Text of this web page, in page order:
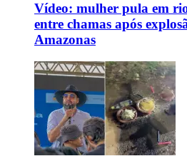
Vídeo: mulher pula em
entre chamas após
Amazonas